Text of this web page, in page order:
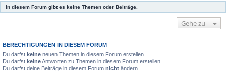
In diesem Forum gibt es keine Themen oder Beiträge.
Gehe zu
BERECHTIGUNGEN IN DIESEM FORUM
Du darfst keine neuen Themen in diesem Forum erstellen.
Du darfst keineAntworten zu Themen in diesem Forum erstellen.
Du darfst deine Beiträge in diesem Forum nicht ändern.